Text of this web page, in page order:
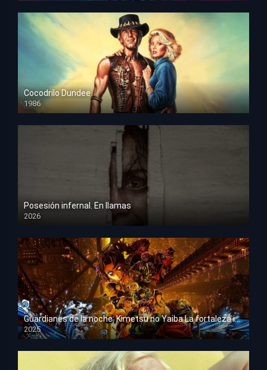
Cocodrilo Dundee
1986
HD 1080p
Posesión infernal. En llamas
2026
HD 1080p
Guardianes de la noche: Kimetsu no Yaiba La fortaleza infinita
2025
HD 1080p